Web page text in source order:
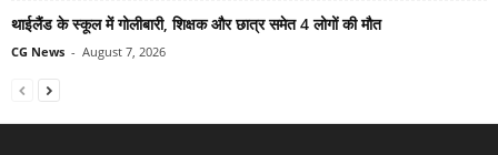
थाईलैंड के स्कूल में गोलीबारी, शिक्षक और छात्र समेत 4 लोगों की मौत
CG News - August 7, 2026